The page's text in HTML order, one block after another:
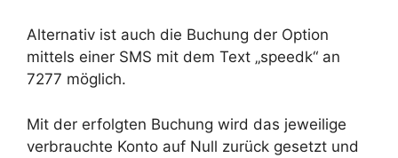
Alternativ ist auch die Buchung der Option
mittels einer SMS mit dem Text „speedk“ an
7277 möglich.
Mit der erfolgten Buchung wird das jeweilige
verbrauchte Konto auf Null zurück gesetzt und